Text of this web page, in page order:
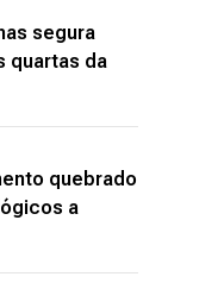
segura
quartas da
quebrado
a